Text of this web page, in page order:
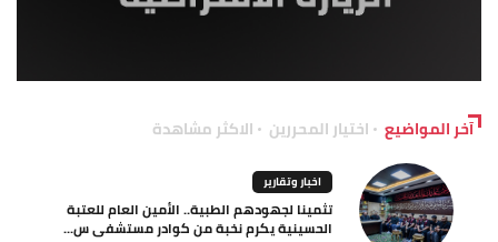
آخر المواضيع اختيار المحررين الاكثر مشاهدة
اخبار وتقارير
تثمينا لجهودهم الطبية.. الأمين العام للعتبة
الحسينية يكرم نخبة من كوادر مستشفى س...